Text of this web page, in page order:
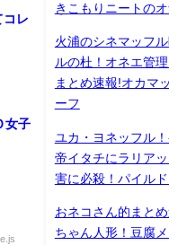
コレ
女子
きこもりニートの
火浦のシネマッフ
ルの杜！オネエ管
まとめ速報!オカマ
ーフ
ユカ・ヨネッフル
帝イタチにラリア
害に必殺！パイル
おネコさん的まと
ちゃん人形！豆腐